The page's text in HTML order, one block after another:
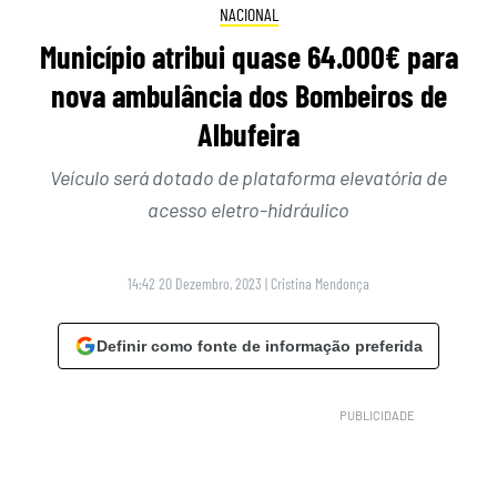
NACIONAL
Município atribui quase 64.000€ para
nova ambulância dos Bombeiros de
Albufeira
Veículo será dotado de plataforma elevatória de
acesso eletro-hidráulico
14:42 20 Dezembro, 2023 | Cristina Mendonça
Definir como fonte de informação preferida